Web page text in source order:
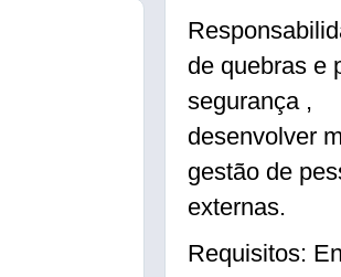
de quebras e
segurança ,
desenvolver
gestão de
externas.
Requisitos: